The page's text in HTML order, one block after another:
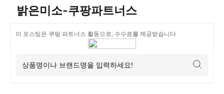
밝은미소-쿠팡파트너스
이 포스팅은 쿠팡 파트너스 활동으로, 수수료를 제공받습니다